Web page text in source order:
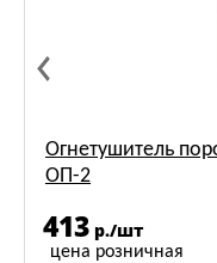
Огнетушитель
ОП-2
413 р./шт
цена розничная